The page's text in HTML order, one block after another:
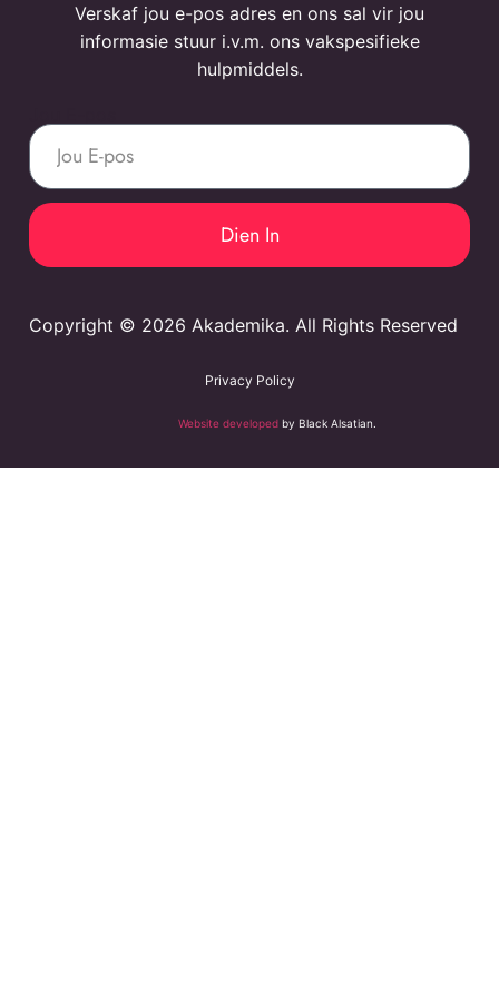
Verskaf jou e-pos adres en ons sal vir jou
informasie stuur i.v.m. ons vakspesifieke
hulpmiddels.
Dien In
Copyright © 2026 Akademika. All Rights Reserved
Privacy Policy
Website developed by Black Alsatian.